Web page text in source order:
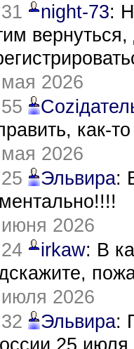
night-73:
2026
как-
2026
Эльвира:
2026
irkaw: В
2026
Эльвира:
25 июля